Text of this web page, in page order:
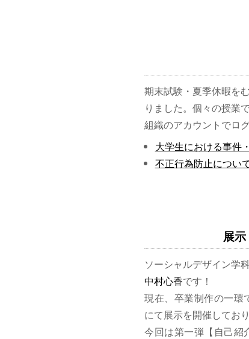
期末試験・夏季休暇を
りました。個々の授業
組織のアカウントでロ
大学生における事件
不正行為防止につい
展
ソーシャルデザイン学
中村心香です！
現在、卒業制作の一環
にて展示を開催しており
今回は第一弾【自己紹